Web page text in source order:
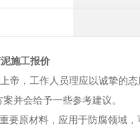
价
，工作人员理应以诚挚的态
并会给予一些参考建议。
材料，应用于防腐领域，